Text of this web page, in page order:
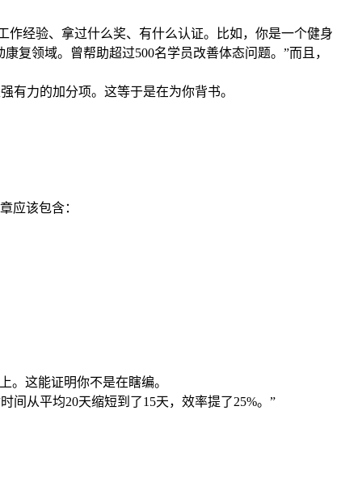
经验、拿过什么奖、有什么认证。比如，你是一个健身
复领域。曾帮助超过500名学员改善体态问题。”而且，
力的加分项。这等于是在为你背书。
应该包含：
。这能证明你不是在瞎编。
间从平均20天缩短到了15天，效率提了25%。”